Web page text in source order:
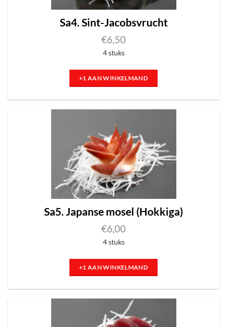
Sa4. Sint-Jacobsvrucht
€6,50
4 stuks
+1 AAN WINKELMAND
Sa5. Japanse mosel (Hokkiga)
€6,00
4 stuks
+1 AAN WINKELMAND